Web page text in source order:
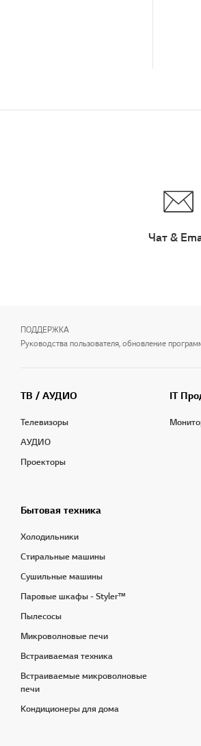
Чат &
ПОДДЕРЖКА
Руководства пользователя, обновление
ТВ / АУДИО
Телевизоры
АУДИО
Проекторы
IT
Бытовая техника
Холодильники
Стиральные машины
Сушильные машины
Паровые шкафы - Styler™
Пылесосы
Микроволновые печи
Встраиваемая техника
Встраиваемые микроволновые
печи
Кондиционеры для дома